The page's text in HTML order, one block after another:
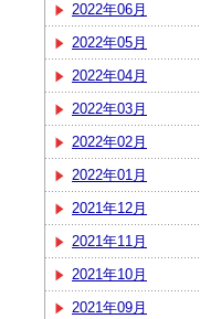
2022年06月
2022年05月
2022年04月
2022年03月
2022年02月
2022年01月
2021年12月
2021年11月
2021年10月
2021年09月